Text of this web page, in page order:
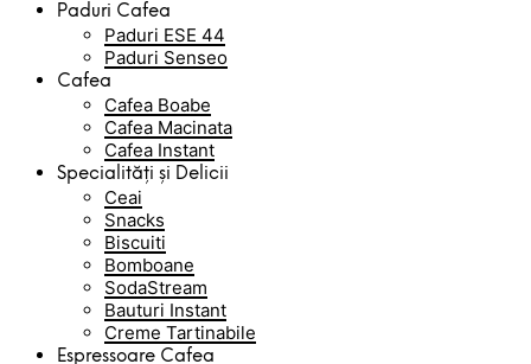
Paduri Cafea
Paduri ESE 44
Paduri Senseo
Cafea
Cafea Boabe
Cafea Macinata
Cafea Instant
Specialități și Delicii
Ceai
Snacks
Biscuiti
Bomboane
SodaStream
Bauturi Instant
Creme Tartinabile
Espressoare Cafea